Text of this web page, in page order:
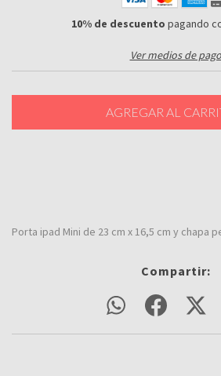
10% de descuento pagando
Ver medios de pago
Porta ipad Mini de 23 cm x 16,5 cm y chapa
Compartir: